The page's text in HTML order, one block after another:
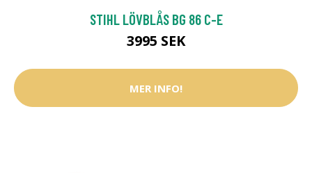
STIHL LÖVBLÅS BG 86 C-E
3995 SEK
MER INFO!